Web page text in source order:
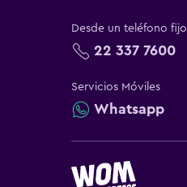
Desde un teléfono fijo
22 337 7600
Servicios Móviles
Whatsapp